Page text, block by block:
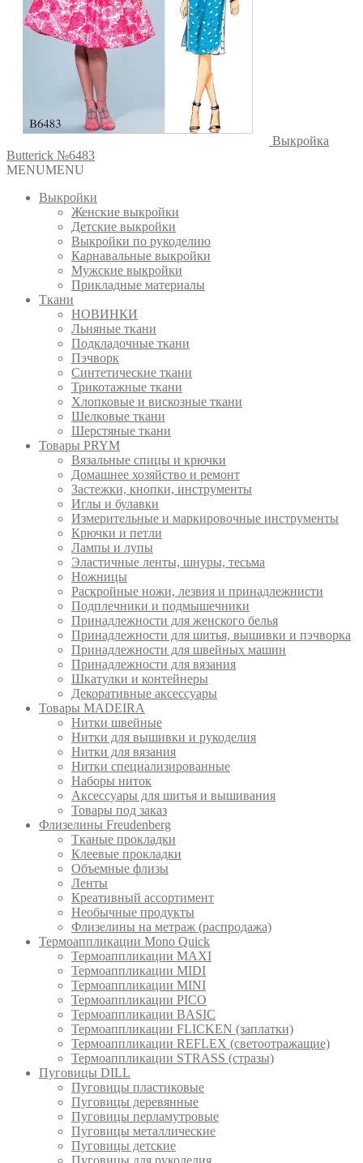
Выкройка
Butterick №6483
MENUMENU
Выкройки
Женские выкройки
Детские выкройки
Выкройки по рукоделию
Карнавальные выкройки
Мужские выкройки
Прикладные материалы
Ткани
НОВИНКИ
Льняные ткани
Подкладочные ткани
Пэчворк
Синтетические ткани
Трикотажные ткани
Хлопковые и вискозные ткани
Шелковые ткани
Шерстяные ткани
Товары PRYM
Вязальные спицы и крючки
Домашнее хозяйство и ремонт
Застежки, кнопки, инструменты
Иглы и булавки
Измерительные и маркировочные инструменты
Крючки и петли
Лампы и лупы
Эластичные ленты, шнуры, тесьма
Ножницы
Раскройные ножи, лезвия и принадлежнисти
Подплечники и подмышечники
Принадлежности для женского белья
Принадлежности для шитья, вышивки и пэчворка
Принадлежности для швейных машин
Принадлежности для вязания
Шкатулки и контейнеры
Декоративные аксессуары
Товары MADEIRA
Нитки швейные
Нитки для вышивки и рукоделия
Нитки для вязания
Нитки специализированные
Наборы ниток
Аксессуары для шитья и вышивания
Товары под заказ
Флизелины Freudenberg
Тканые прокладки
Клеевые прокладки
Объемные флизы
Ленты
Креативный ассортимент
Необычные продукты
Флизелины на метраж (распродажа)
Термоаппликации Mono Quick
Термоаппликации MAXI
Термоаппликации MIDI
Термоаппликации MINI
Термоаппликации PICO
Термоаппликации BASIC
Термоаппликации FLICKEN (заплатки)
Термоаппликации REFLEX (светоотражащие)
Термоаппликации STRASS (стразы)
Пуговицы DILL
Пуговицы пластиковые
Пуговицы деревянные
Пуговицы перламутровые
Пуговицы металлические
Пуговицы детские